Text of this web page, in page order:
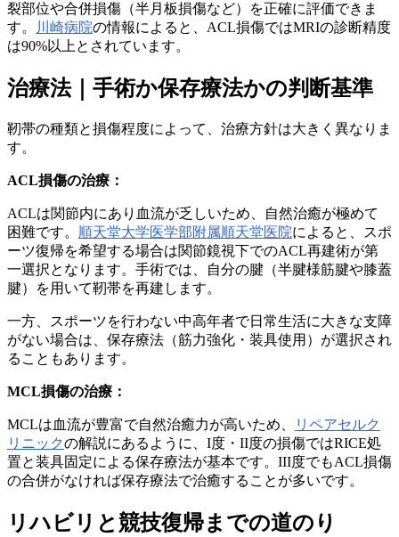
裂部位や合併損傷（半月板損傷など）を正確に評価できま
す。
川崎病院の情報によると、ACL損傷ではMRIの診断精度
は90%以上とされています。
治療法｜手術か保存療法かの判断基準
靭帯の種類と損傷程度によって、治療方針は大きく異なりま
す。
ACL損傷の治療：
ACLは関節内にあり血流が乏しいため、自然治癒が極めて
困難です。 順天堂大学医学部附属順天堂医院によると、スポ
ーツ復帰を希望する場合は関節鏡視下でのACL再建術が第
一選択となります。手術では、自分の腱（半腱様筋腱や膝蓋
腱）を用いて靭帯を再建します。
一方、スポーツを行わない中高年者で日常生活に大きな支障
がない場合は、保存療法（筋力強化・装具使用）が選択され
ることもあります。
MCL損傷の治療：
MCLは血流が豊富で自然治癒力が高いため、
リペアセルク
リニックの解説にあるように、I度・II度の損傷ではRICE処
置と装具固定による保存療法が基本です。III度でもACL損傷
の合併がなければ保存療法で治癒することが多いです。
リハビリと競技復帰までの道のり